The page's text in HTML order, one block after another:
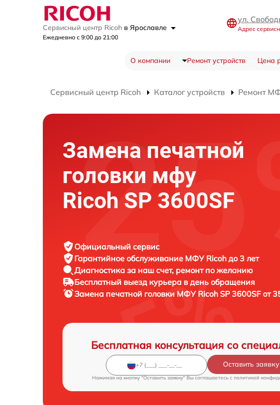
Сервисный центр Ricoh в Ярославле
Ежедневно с 9:00 до 21:00
ул.
Адрес
О компании Ремонт устройств Цена
Сервисный центр Ricoh Каталог устройств Ремонт
Замена печатной
головки мфу
Ricoh SP 3600SF
Официальный сервис
Гарантийное обслуживание МФУ Ricoh до 3 лет
Диагностика за наш счет, ремонт по желанию
Бесплатный выезд курьера в день обращения
Замена печатной головки МФУ Ricoh SP 3600SF от
Бесплатная консультация со
Оставить заявку
Нажимая на кнопку "Оставить заявку" Вы соглашаетесь c политикой